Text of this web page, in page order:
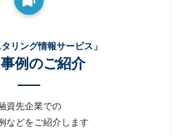
タリング情報サービス」
例のご紹介
資先企業での
などをご紹介します